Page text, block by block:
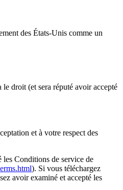
des États-Unis comme un
droit (et sera réputé avoir accepté
et à votre respect des
les Conditions de service de
). Si vous téléchargez
avoir examiné et accepté les